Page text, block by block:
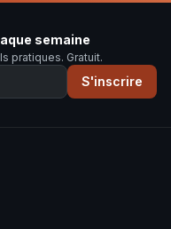
semaine
pratiques. Gratuit.
S'inscrire